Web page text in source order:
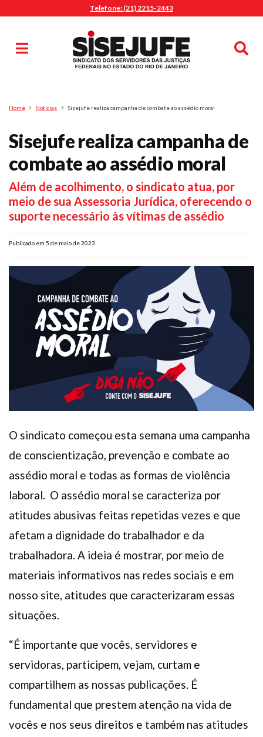
Telefone: (21) 2215-2443
Pesquisa
Home Notícias Sisejufe realiza campanha de combate ao assédio moral
Sisejufe realiza campanha de
combate ao assédio moral
Além de acolhimento, o sindicato atua, por
meio de sua Assessoria Jurídica, oferecendo o
suporte necessário às vítimas de assédio
Publicado em 5 de maio de 2023
O sindicato começou esta semana uma campanha
de conscientização, prevenção e combate ao
assédio moral e todas as formas de violência
laboral. O assédio moral se caracteriza por
atitudes abusivas feitas repetidas vezes e que
afetam a dignidade do trabalhador e da
trabalhadora. A ideia é mostrar, por meio de
materiais informativos nas redes sociais e em
nosso site, atitudes que caracterizaram essas
situações.
“É importante que vocês, servidores e
servidoras, participem, vejam, curtam e
compartilhem as nossas publicações. É
fundamental que prestem atenção na vida de
vocês e nos seus direitos e também nas atitudes
MENU
Sindicalize-se
Diretoria
O Sindicato
Agenda
Casa do Alto
Sede Campestre
Gympass Wellhub
Plano de Saúde
Assistência Funeral
Pós-graduação
FacebookInstagramTwitter Youtube TikTok Whatsapp